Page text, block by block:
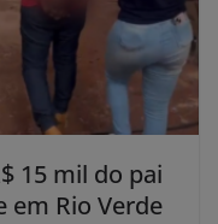
15 mil do pai
em Rio Verde